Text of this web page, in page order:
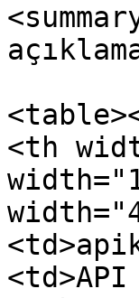
<th